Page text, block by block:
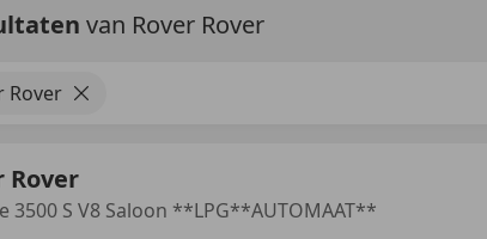
van Rover Rover
Rover
Rover
3500 S V8 Saloon **LPG**AUTOMAAT**